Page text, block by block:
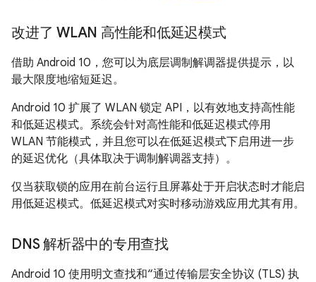
改进了 WLAN 高性能和低延迟模式
借助 Android 10，您可以为底层调制解调器提供提示，以
最大限度地缩短延迟。
Android 10 扩展了 WLAN 锁定 API，以有效地支持高性能
和低延迟模式。系统会针对高性能和低延迟模式停用
WLAN 节能模式，并且您可以在低延迟模式下启用进一步
的延迟优化（具体取决于调制解调器支持）。
仅当获取锁的应用在前台运行且屏幕处于开启状态时才能启
用低延迟模式。低延迟模式对实时移动游戏应用尤其有用。
DNS 解析器中的专用查找
Android 10 使用明文查找和“通过传输层安全协议 (TLS) 执